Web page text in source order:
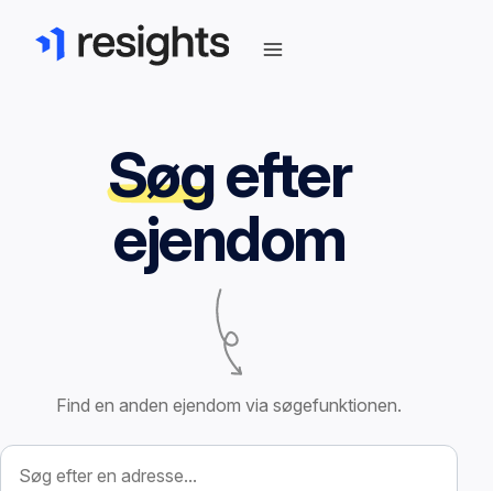
Søgefter
ejendom
Find en anden ejendom via søgefunktionen.
Søg efter ejendom